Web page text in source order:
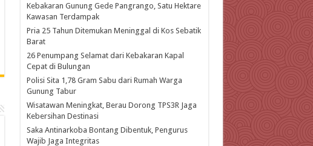
Kebakaran Gunung Gede Pangrango, Satu Hektare
Kawasan Terdampak
Pria 25 Tahun Ditemukan Meninggal di Kos Sebatik
Barat
26 Penumpang Selamat dari Kebakaran Kapal
Cepat di Bulungan
Polisi Sita 1,78 Gram Sabu dari Rumah Warga
Gunung Tabur
Wisatawan Meningkat, Berau Dorong TPS3R Jaga
Kebersihan Destinasi
Saka Antinarkoba Bontang Dibentuk, Pengurus
Wajib Jaga Integritas